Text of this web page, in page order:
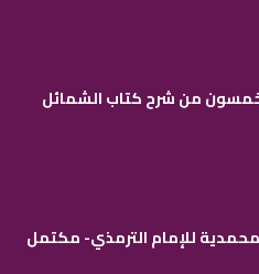
من شرح كتاب الشمائل
للإمام الترمذي- مكتمل